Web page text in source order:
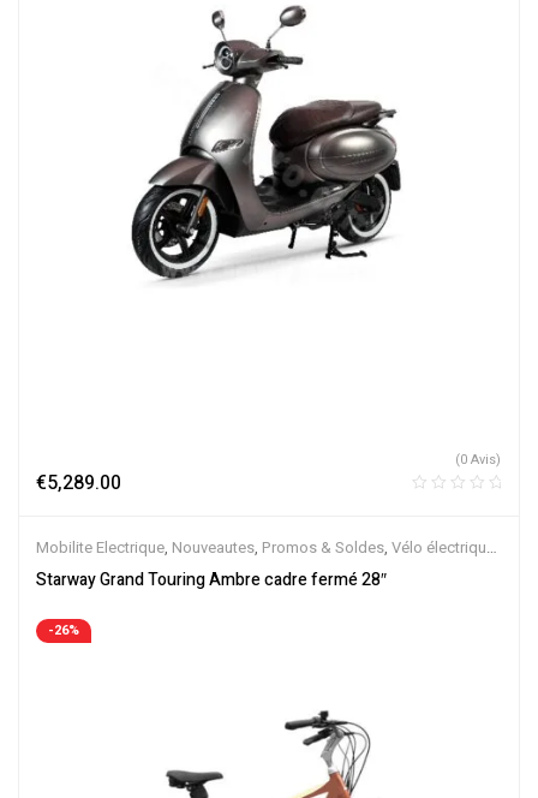
€5,289.00
(0 Avis)
Mobilite Electrique, Nouveautes, Promos & Soldes, Vélo électrique
ville,Velos Electriques,VTC Electrique
Starway Grand Touring Ambre cadre fermé 28″
-26%